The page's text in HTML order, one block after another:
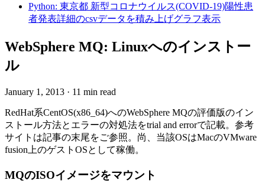
Python: 東京都 新型コロナウイルス(COVID-19)陽性患
者発表詳細のcsvデータを積み上げグラフ表示
WebSphere MQ: Linuxへのインストー
ル
January 1, 2013 · 11 min read
RedHat系CentOS(x86_64)へのWebSphere MQの評価版のイン
ストール方法とエラーの対処法をtrial and errorで記載。参考
サイトは記事の末尾をご参照。尚、当該OSはMacのVMware
fusion上のゲストOSとして稼働。
MQのISOイメージをマウント